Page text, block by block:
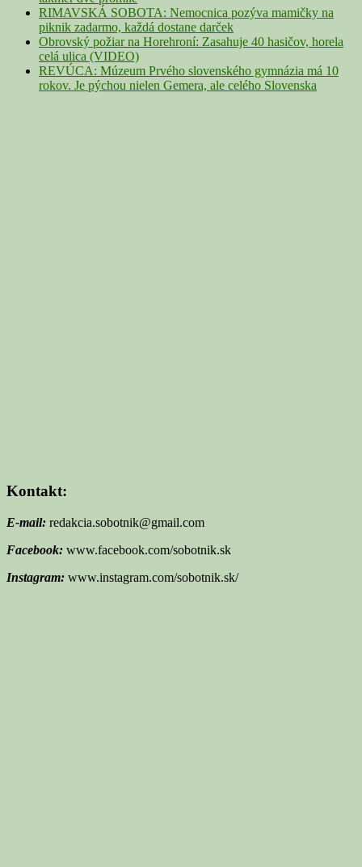
RIMAVSKÁ SOBOTA: Nemocnica pozýva mamičky na
piknik zadarmo, každá dostane darček
Obrovský požiar na Horehroní: Zasahuje 40 hasičov, horela
celá ulica (VIDEO)
REVÚCA: Múzeum Prvého slovenského gymnázia má 10
rokov. Je pýchou nielen Gemera, ale celého Slovenska
Kontakt:
E-mail: redakcia.sobotnik@gmail.com
Facebook: www.facebook.com/sobotnik.sk
Instagram: www.instagram.com/sobotnik.sk/